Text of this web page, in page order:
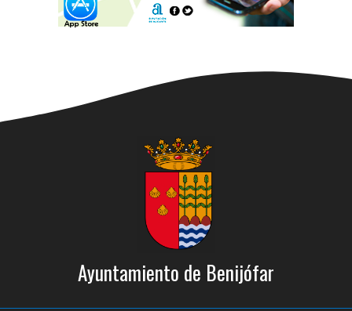
Ayuntamiento de Benijófar